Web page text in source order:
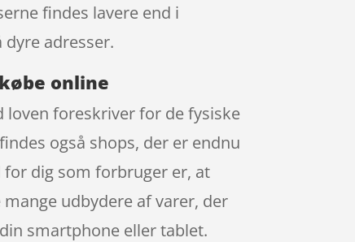
findes lavere end i
adresser.
online
loven foreskriver for de fysiske
også shops, der er endnu
dig som forbruger er, at
udbydere af varer, der
smartphone eller tablet.